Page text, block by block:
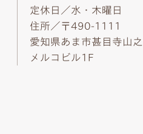
定休日／水・木曜日
住所／〒490-1111
愛知県あま市甚目寺山
メルコビル1F